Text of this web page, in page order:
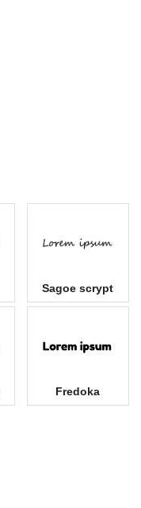
Sagoe scrypt
Fredoka